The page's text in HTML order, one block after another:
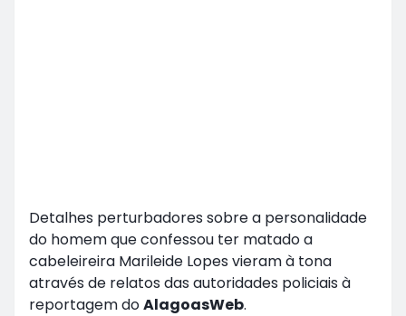
Detalhes perturbadores sobre a personalidade
do homem que confessou ter matado a
cabeleireira Marileide Lopes vieram à tona
através de relatos das autoridades policiais à
reportagem doAlagoasWeb.